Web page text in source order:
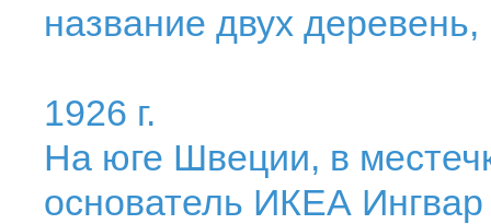
название двух
1926 г.
На юге Швеции, в
основатель ИКЕА